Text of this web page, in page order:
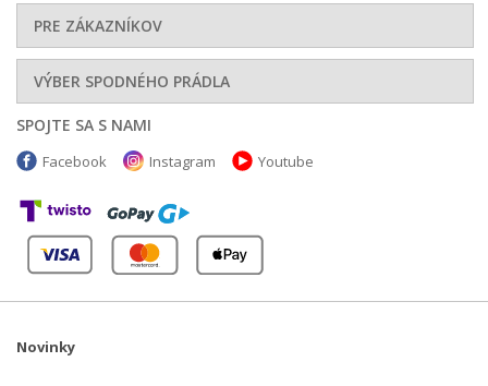
PRE ZÁKAZNÍKOV
VÝBER SPODNÉHO PRÁDLA
SPOJTE SA S NAMI
Facebook Instagram Youtube
Novinky